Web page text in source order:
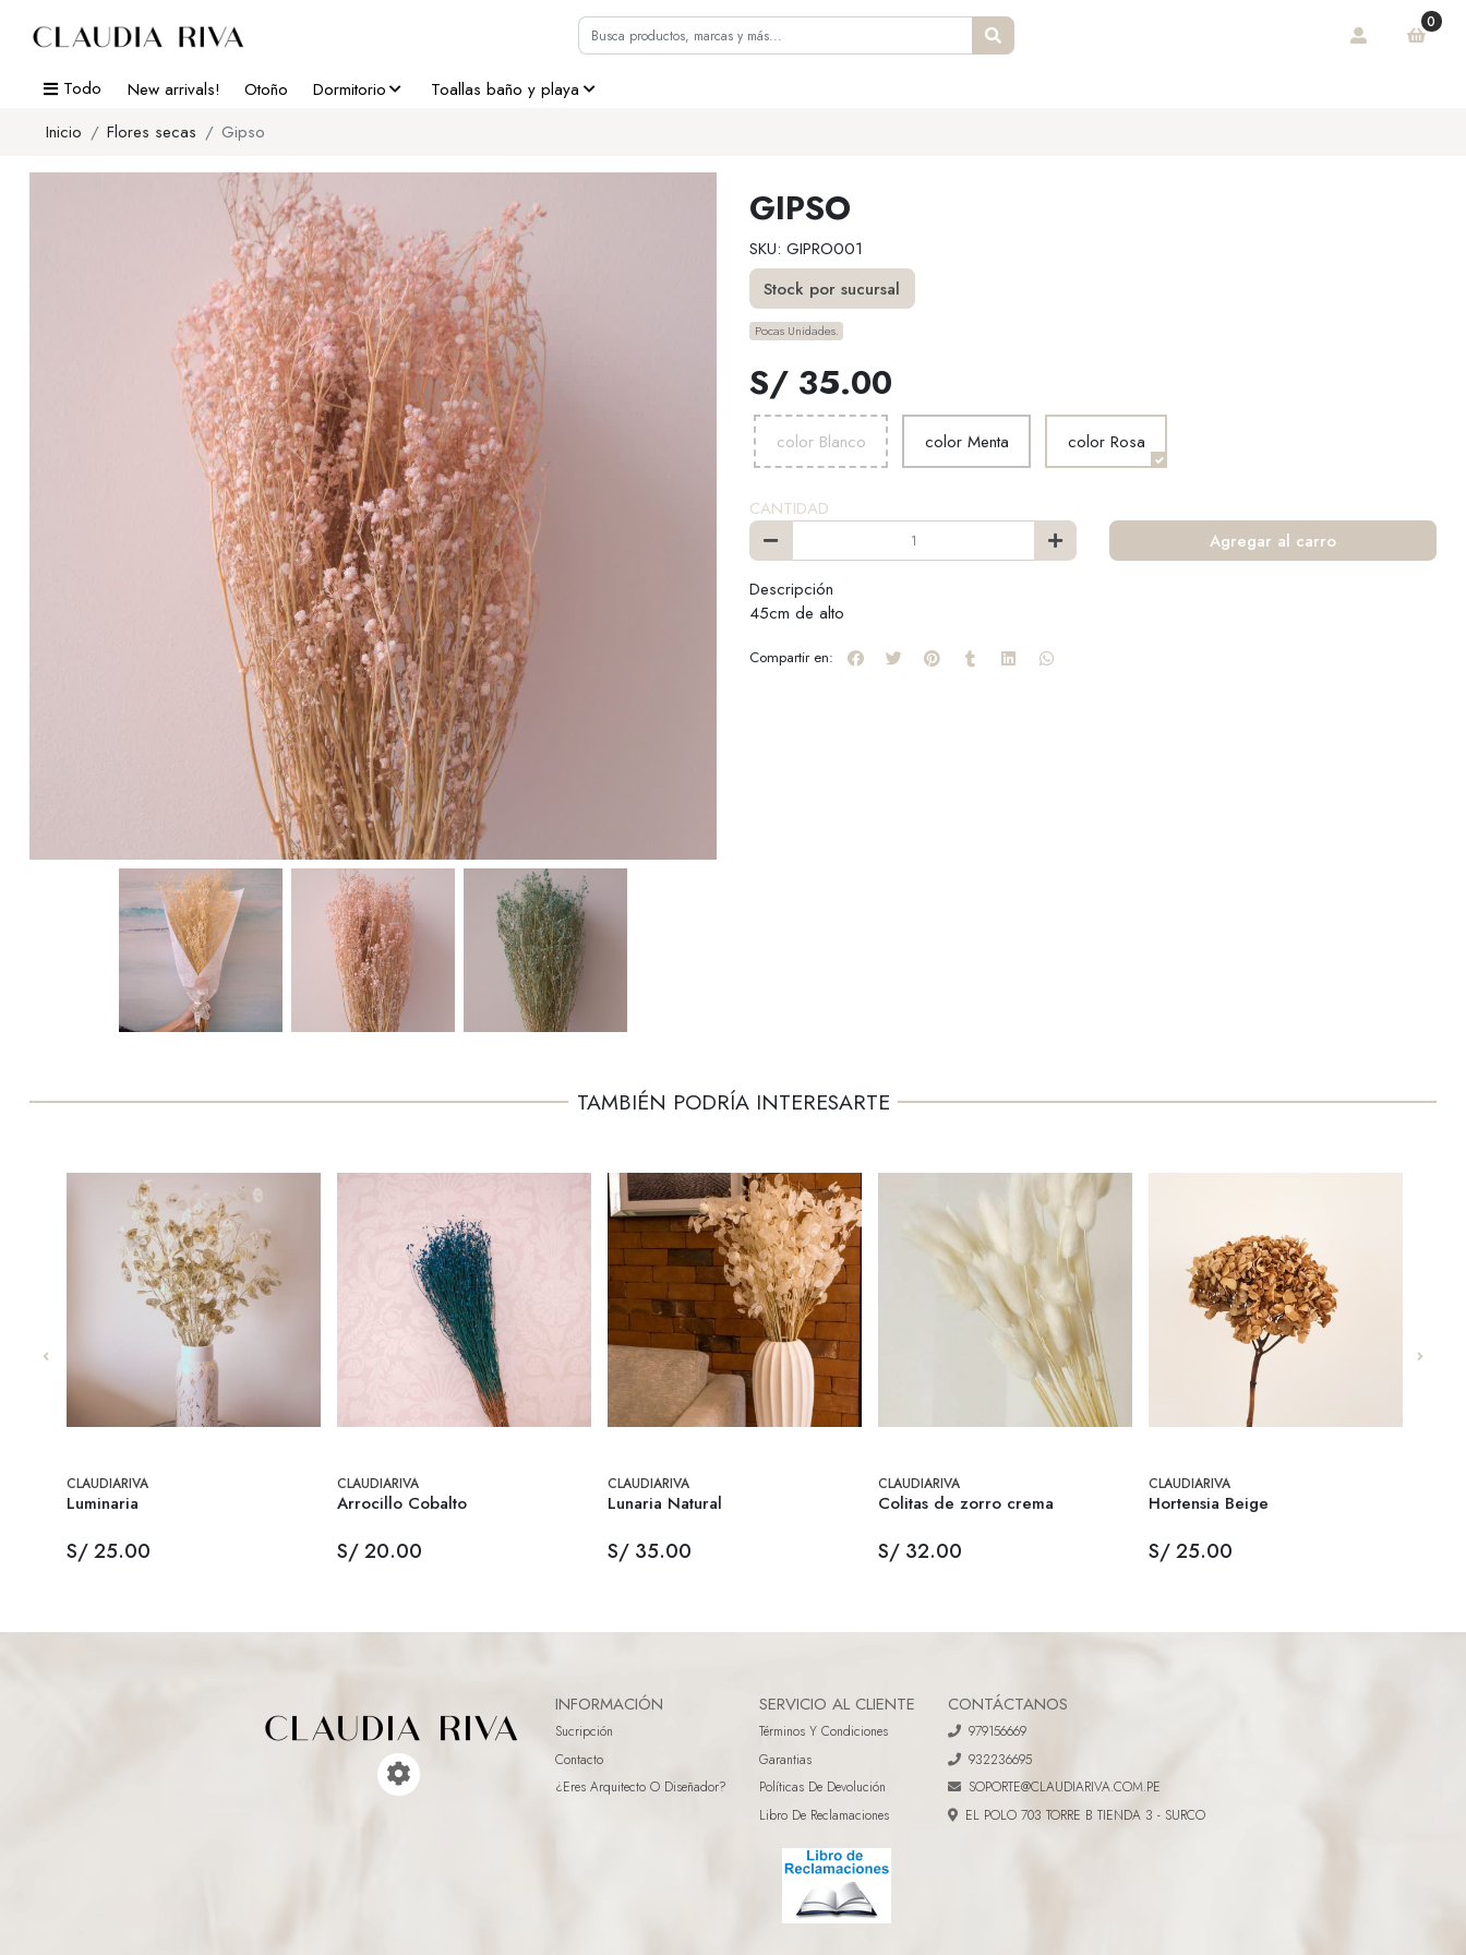
0
Todo New arrivals! Otoño Dormitorio
Toallas baño y playa
Inicio
Flores secas Gipso
GIPSO
SKU: GIPRO001
Stock por sucursal
Pocas Unidades.
S/ 35.00
color Blanco color Menta color Rosa
CANTIDAD
Agregar al carro
Descripción
45cm de alto
Compartir en:
TAMBIÉN PODRÍA INTERESARTE
CLAUDIARIVA
Luminaria
S/ 25.00
CLAUDIARIVA
Arrocillo Cobalto
S/ 20.00
CLAUDIARIVA
Lunaria Natural
S/ 35.00
CLAUDIARIVA
Colitas de zorro crema
S/ 32.00
CLAUDIARIVA
Hortensia Beige
S/ 25.00
INFORMACIÓN
Sucripción
Contacto
¿eres Arquitecto O Diseñador?
SERVICIO AL CLIENTE
Términos Y Condiciones
Garantias
Políticas De Devolución
Libro De Reclamaciones
CONTÁCTANOS
979156669
932236695
SOPORTE@CLAUDIARIVA.COM.PE
EL POLO 703 TORRE B TIENDA 3 - SURCO